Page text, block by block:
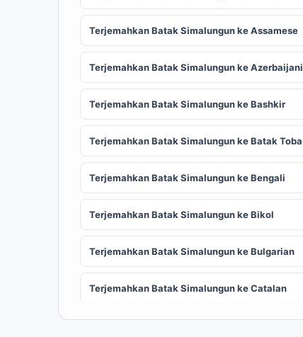
Terjemahkan Batak Simalungun ke Assamese
Terjemahkan Batak Simalungun ke Azerbaijani
Terjemahkan Batak Simalungun ke Bashkir
Terjemahkan Batak Simalungun ke Batak Toba
Terjemahkan Batak Simalungun ke Bengali
Terjemahkan Batak Simalungun ke Bikol
Terjemahkan Batak Simalungun ke Bulgarian
Terjemahkan Batak Simalungun ke Catalan
Terjemahkan Batak Simalungun ke Chinese